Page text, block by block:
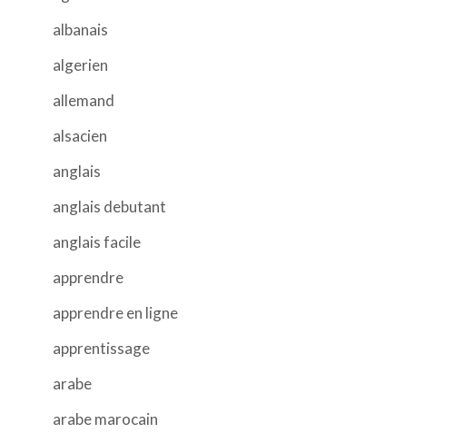
albanais
algerien
allemand
alsacien
anglais
anglais debutant
anglais facile
apprendre
apprendre en ligne
apprentissage
arabe
arabe marocain